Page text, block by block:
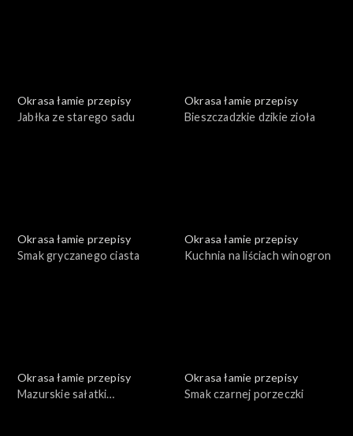
Okrasa łamie przepisy
Jabłka ze starego sadu
Okrasa łamie przepisy
Bieszczadzkie dzikie zioła
Okrasa łamie przepisy
Smak gryczanego ciasta
Okrasa łamie przepisy
Kuchnia na liściach winogron
Okrasa łamie przepisy
Mazurskie sałatki
Okrasa łamie przepisy
Smak czarnej porzeczki